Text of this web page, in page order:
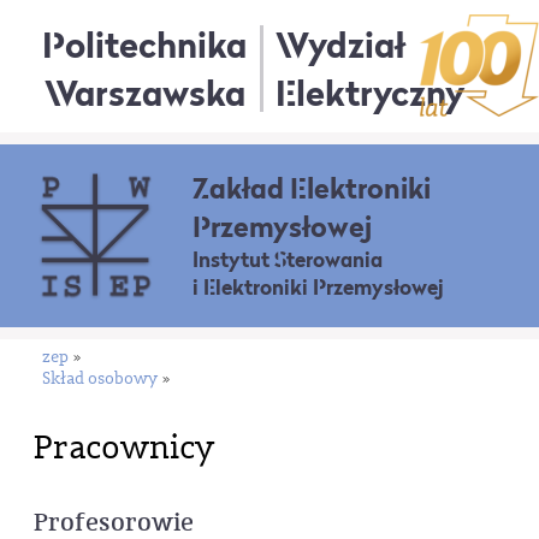
Politechnika
Warszawska
Wydział
Elektryczny
Zakład Elektroniki
Przemysłowej
Instytut Sterowania
i Elektroniki Przemysłowej
zep »
Skład osobowy »
Pracownicy
Profesorowie